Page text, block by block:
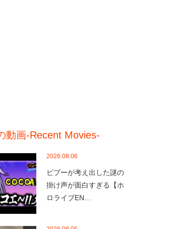
動画-Recent Movies-
2026.08.06
ビブーが考え出した謎の
掛け声が面白すぎる【ホ
ロライブEN…